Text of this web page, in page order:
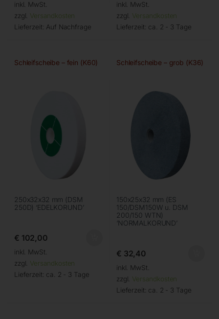
inkl. MwSt.
zzgl. Versandkosten
Lieferzeit: Auf Nachfrage
inkl. MwSt.
zzgl. Versandkosten
Lieferzeit: ca. 2 - 3 Tage
Schleifscheibe – fein (K60)
250x32x32 mm (DSM
250D) ‘EDELKORUND’
€ 102,00
inkl. MwSt.
zzgl. Versandkosten
Lieferzeit: ca. 2 - 3 Tage
Schleifscheibe – grob (K36)
150x25x32 mm (ES
150/DSM150W u. DSM
200/150 WTN)
‘NORMALKORUND’
€ 32,40
inkl. MwSt.
zzgl. Versandkosten
Lieferzeit: ca. 2 - 3 Tage